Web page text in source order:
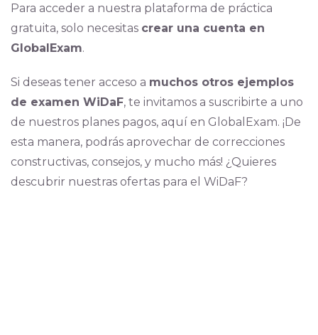
Para acceder a nuestra plataforma de práctica
gratuita, solo necesitas crear una cuenta en
GlobalExam.
Si deseas tener acceso a muchos otros ejemplos
de examen WiDaF, te invitamos a suscribirte a uno
de nuestros planes pagos, aquí en GlobalExam. ¡De
esta manera, podrás aprovechar de correcciones
constructivas, consejos, y mucho más! ¿Quieres
descubrir nuestras ofertas para el WiDaF?